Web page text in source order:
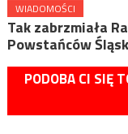
WIADOMOŚCI
Tak zabrzmiała
Powstańców
PODOBA CI SIĘ